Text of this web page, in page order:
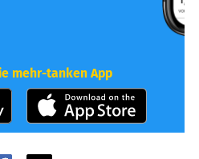
mehr-tanken App